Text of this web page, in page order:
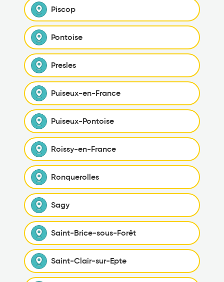
Piscop
Pontoise
Presles
Puiseux-en-France
Puiseux-Pontoise
Roissy-en-France
Ronquerolles
Sagy
Saint-Brice-sous-Forêt
Saint-Clair-sur-Epte